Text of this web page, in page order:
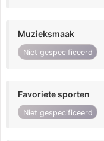
Muzieksmaak
Niet gespecificeerd
Favoriete sporten
Niet gespecificeerd